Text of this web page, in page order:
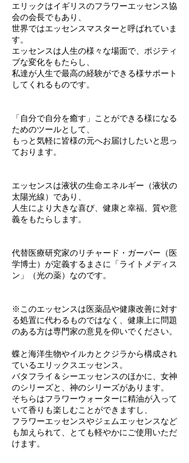
エリックはイギリスのフラワーエッセンス協
会の会長でもあり、
世界ではエッセンスマスターと呼ばれていま
す。
エッセンスは人生の様々な場面で、ポジティ
ブな変化をもたらし、
私達が人生で最高の経験ができる様サポート
してくれるものです。
「自分で自分を癒す」ことができる様になる
ためのツールとして、
もっと気軽に皆様の元へお届けしたいと思っ
ております。
エッセンスは液状の生命エネルギー（液状の
太陽光線）であり、
人生により大きな喜び、健康と幸福、質や意
義をもたらします。
代替医療研究家のリチャード・ガーバー（医
学博士）が定義するまさに「ライトメディス
ン」（光の薬）なのです。
※このエッセンスは医薬品や健康改善に対す
る処置に代わるものではなく、健康上に問題
のある方は専門家の意見を仰いでください。
蝶と海洋生物やイルカとクジラから構成され
ているエリックスエッセンス。
バタフライ＆シーエッセンスのほかに、女神
のシリーズと、神のシリーズがあります。
そちらはフラワーウォーターに精油が入って
いて香りも楽しむことができますし、
フラワーエッセンスやジェムエッセンスなど
も加えられて、とても軽やかにご使用いただ
けます。